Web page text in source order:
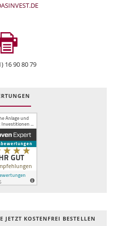
16 90 80 79
JETZT KOSTEN­FREI BESTELLEN